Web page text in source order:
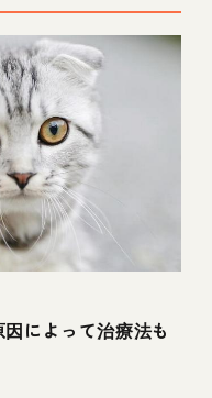
によって治療法も